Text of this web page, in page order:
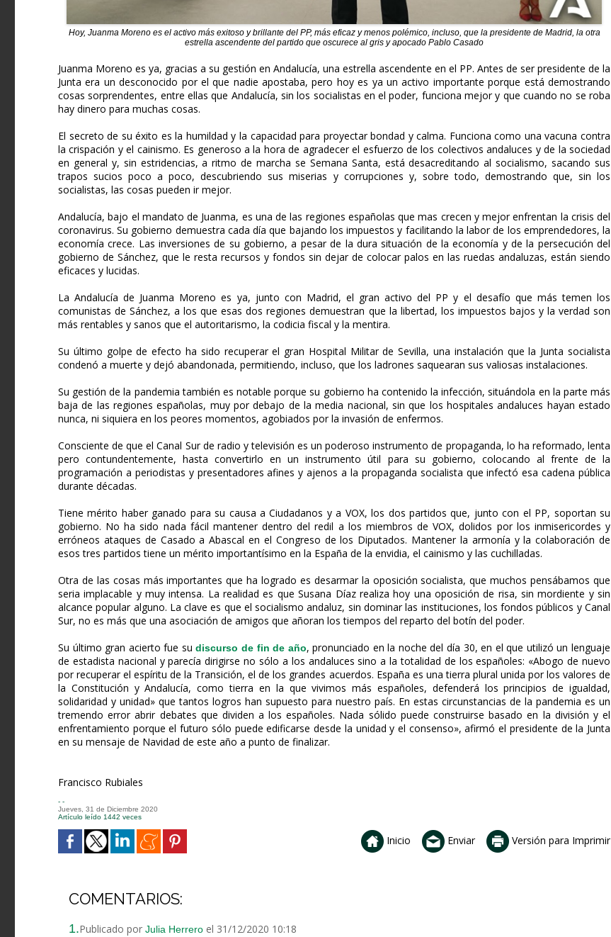
Hoy, Juanma Moreno es el activo más exitoso y brillante del PP, más eficaz y menos polémico, incluso, que la presidente de Madrid, la otra
estrella ascendente del partido que oscurece al gris y apocado Pablo Casado
Juanma Moreno es ya, gracias a su gestión en Andalucía, una estrella ascendente en el PP. Antes de ser presidente de la
Junta era un desconocido por el que nadie apostaba, pero hoy es ya un activo importante porque está demostrando
cosas sorprendentes, entre ellas que Andalucía, sin los socialistas en el poder, funciona mejor y que cuando no se roba
hay dinero para muchas cosas.
El secreto de su éxito es la humildad y la capacidad para proyectar bondad y calma. Funciona como una vacuna contra
la crispación y el cainismo. Es generoso a la hora de agradecer el esfuerzo de los colectivos andaluces y de la sociedad
en general y, sin estridencias, a ritmo de marcha se Semana Santa, está desacreditando al socialismo, sacando sus
trapos sucios poco a poco, descubriendo sus miserias y corrupciones y, sobre todo, demostrando que, sin los
socialistas, las cosas pueden ir mejor.
Andalucía, bajo el mandato de Juanma, es una de las regiones españolas que mas crecen y mejor enfrentan la crisis del
coronavirus. Su gobierno demuestra cada día que bajando los impuestos y facilitando la labor de los emprendedores, la
economía crece. Las inversiones de su gobierno, a pesar de la dura situación de la economía y de la persecución del
gobierno de Sánchez, que le resta recursos y fondos sin dejar de colocar palos en las ruedas andaluzas, están siendo
eficaces y lucidas.
La Andalucía de Juanma Moreno es ya, junto con Madrid, el gran activo del PP y el desafío que más temen los
comunistas de Sánchez, a los que esas dos regiones demuestran que la libertad, los impuestos bajos y la verdad son
más rentables y sanos que el autoritarismo, la codicia fiscal y la mentira.
Su último golpe de efecto ha sido recuperar el gran Hospital Militar de Sevilla, una instalación que la Junta socialista
condenó a muerte y dejó abandonada, permitiendo, incluso, que los ladrones saquearan sus valiosas instalaciones.
Su gestión de la pandemia también es notable porque su gobierno ha contenido la infección, situándola en la parte más
baja de las regiones españolas, muy por debajo de la media nacional, sin que los hospitales andaluces hayan estado
nunca, ni siquiera en los peores momentos, agobiados por la invasión de enfermos.
Consciente de que el Canal Sur de radio y televisión es un poderoso instrumento de propaganda, lo ha reformado, lenta
pero contundentemente, hasta convertirlo en un instrumento útil para su gobierno, colocando al frente de la
programación a periodistas y presentadores afines y ajenos a la propaganda socialista que infectó esa cadena pública
durante décadas.
Tiene mérito haber ganado para su causa a Ciudadanos y a VOX, los dos partidos que, junto con el PP, soportan su
gobierno. No ha sido nada fácil mantener dentro del redil a los miembros de VOX, dolidos por los inmisericordes y
erróneos ataques de Casado a Abascal en el Congreso de los Diputados. Mantener la armonía y la colaboración de
esos tres partidos tiene un mérito importantísimo en la España de la envidia, el cainismo y las cuchilladas.
Otra de las cosas más importantes que ha logrado es desarmar la oposición socialista, que muchos pensábamos que
seria implacable y muy intensa. La realidad es que Susana Díaz realiza hoy una oposición de risa, sin mordiente y sin
alcance popular alguno. La clave es que el socialismo andaluz, sin dominar las instituciones, los fondos públicos y Canal
Sur, no es más que una asociación de amigos que añoran los tiempos del reparto del botín del poder.
Su último gran acierto fue sudiscurso de fin de año, pronunciado en la noche del día 30, en el que utilizó un lenguaje
de estadista nacional y parecía dirigirse no sólo a los andaluces sino a la totalidad de los españoles: «Abogo de nuevo
por recuperar el espíritu de la Transición, el de los grandes acuerdos. España es una tierra plural unida por los valores de
la Constitución y Andalucía, como tierra en la que vivimos más españoles, defenderá los principios de igualdad,
solidaridad y unidad» que tantos logros han supuesto para nuestro país. En estas circunstancias de la pandemia es un
tremendo error abrir debates que dividen a los españoles. Nada sólido puede construirse basado en la división y el
enfrentamiento porque el futuro sólo puede edificarse desde la unidad y el consenso», afirmó el presidente de la Junta
en su mensaje de Navidad de este año a punto de finalizar.
Francisco Rubiales
- -
Jueves, 31 de Diciembre 2020
Artículo leído 1442 veces
Inicio Enviar Versión para Imprimir
COMENTARIOS:
1.Publicado por Julia Herrero el 31/12/2020 10:18